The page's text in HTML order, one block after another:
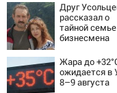
Друг
рассказал о
тайной семье
бизнесмена
Жара до
ожидается в
8–9 августа